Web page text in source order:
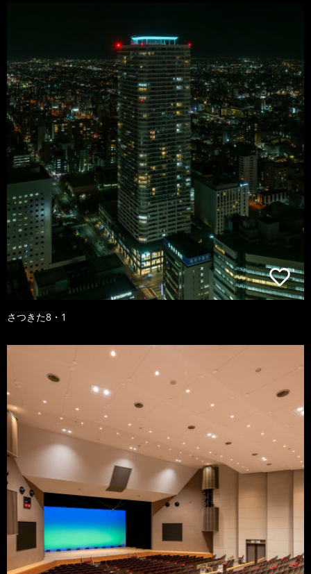
さつきた8・1